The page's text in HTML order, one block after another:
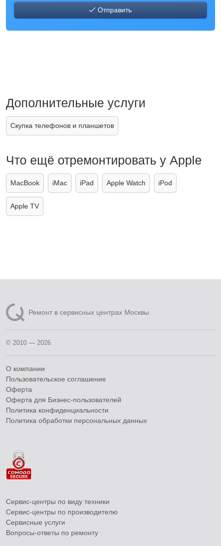
Отправить
Дополнительные услуги
Скупка телефонов и планшетов
Что ещё отремонтировать у Apple
MacBook iMac iPad Apple Watch iPod
Apple TV
Ремонт в сервисных центрах Москвы
© 2010 — 2026
О компании
Пользовательское соглашение
Оферта
Оферта для Бизнес-пользователей
Политика конфиденциальности
Политика обработки персональных данных
Сервис-центры по виду техники
Сервис-центры по производителю
Сервисные услуги
Вопросы-ответы по ремонту